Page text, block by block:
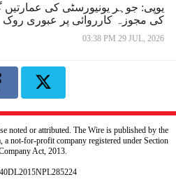
یوپی: جوہر یونیورسٹی کی عمارتیں
کی مجوزہ کارروائی پر عبوری روک
03:38 PM 29 JUL, 2026
noted or attributed. The Wire is published by the
a not-for-profit company registered under Section
Act, 2013.